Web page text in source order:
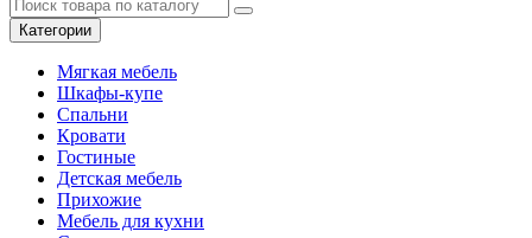
Категории
Мягкая мебель
Шкафы-купе
Спальни
Кровати
Гостиные
Детская мебель
Прихожие
Мебель для кухни